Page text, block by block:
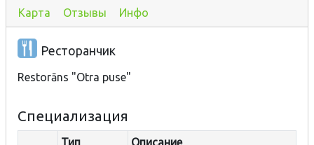
Карта Отзывы Инфо
Ресторанчик
Restorāns "Otra puse"
Специализация
Тип
Описание